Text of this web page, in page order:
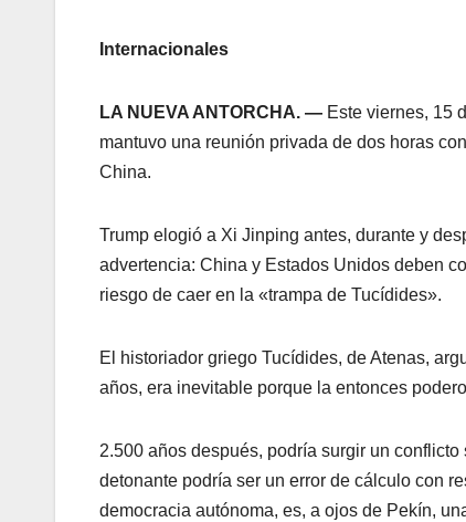
Internacionales
LA NUEVA ANTORCHA. — Este viernes, 15
mantuvo una reunión privada de dos horas
China.
Trump elogió a Xi Jinping antes, durante y
advertencia: China y Estados Unidos deben
riesgo de caer en la «trampa de Tucídides».
El historiador griego Tucídides, de Atenas,
años, era inevitable porque la entonces
2.500 años después, podría surgir un
detonante podría ser un error de cálculo con
democracia autónoma, es, a ojos de Pekín,